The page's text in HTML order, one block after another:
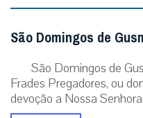
São Domingos de
São Domingos de
Frades Pregadores, ou
devoção a Nossa